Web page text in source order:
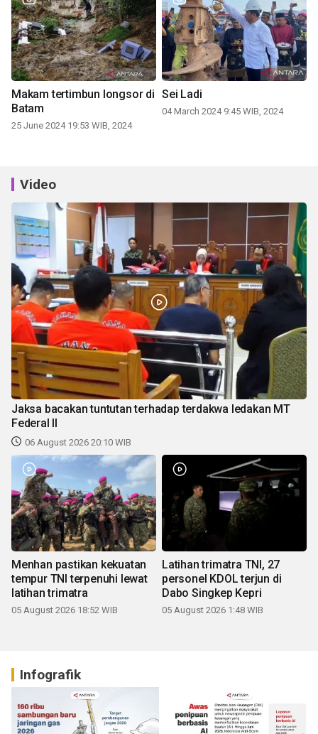
Makam tertimbun longsor di
Batam
25 June 2024 19:53 WIB, 2024
Sei Ladi
04 March 2024 9:45 WIB, 2024
Video
Jaksa bacakan tuntutan terhadap terdakwa ledakan MT
Federal II
06 August 2026 20:10 WIB
Menhan pastikan kekuatan
tempur TNI terpenuhi lewat
latihan trimatra
05 August 2026 18:52 WIB
Latihan trimatra TNI, 27
personel KDOL terjun di
Dabo Singkep Kepri
05 August 2026 1:48 WIB
Infografik